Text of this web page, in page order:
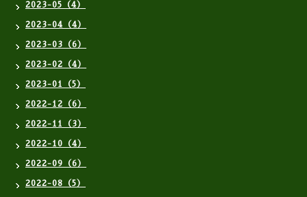
2023-05（4）
2023-04（4）
2023-03（6）
2023-02（4）
2023-01（5）
2022-12（6）
2022-11（3）
2022-10（4）
2022-09（6）
2022-08（5）